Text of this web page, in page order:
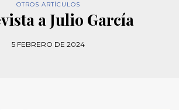
OTROS ARTÍCULOS
a Julio García
5 FEBRERO DE 2024